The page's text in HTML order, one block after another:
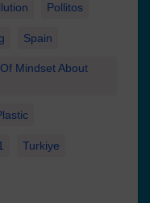
Pollitos
Spain
Mindset About
Turkiye